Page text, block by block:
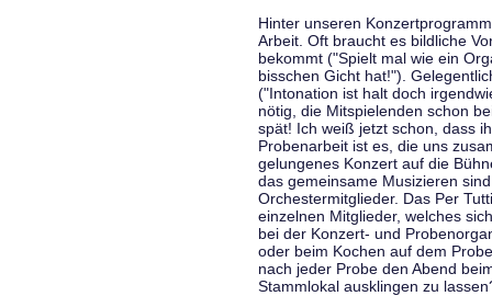
Hinter unseren
Arbeit. Oft braucht es bildliche
bekommt ("Spielt mal wie ein
bisschen Gicht hat!").
("Intonation ist halt doch
nötig, die Mitspielenden schon
spät! Ich weiß jetzt schon, dass
Probenarbeit ist es, die uns
gelungenes Konzert auf die
das gemeinsame Musizieren
Orchestermitglieder. Das Per
einzelnen Mitglieder, welches
bei der Konzert- und
oder beim Kochen auf dem
nach jeder Probe den Abend
Stammlokal ausklingen zu